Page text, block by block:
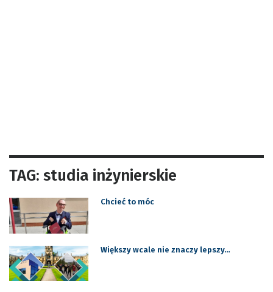
TAG: studia inżynierskie
Chcieć to móc
Większy wcale nie znaczy lepszy…